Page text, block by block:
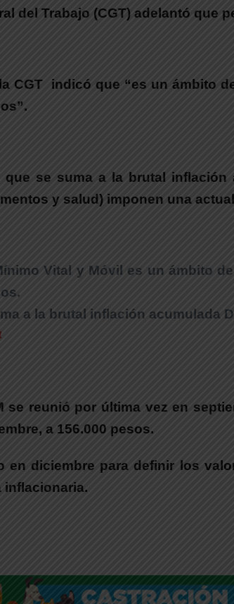
del Trabajo (CGT) adelantó que
CGT indicó que “es un ámbito
se suma a la brutal
y salud) imponen una
Vital y Móvil es un ámbito
a la brutal inflación acumulada
se reunió por última vez en
a 156.000 pesos.
diciembre para definir los
inflacionaria.